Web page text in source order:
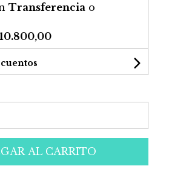
Transferencia o
AL CARRITO